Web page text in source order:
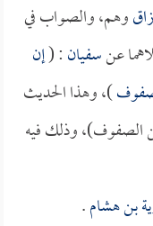
وهم، والصواب في
عنسفيان: (إن
)، وهذا الحديث
الصفوف)، وذلك فيه
بن هشام.